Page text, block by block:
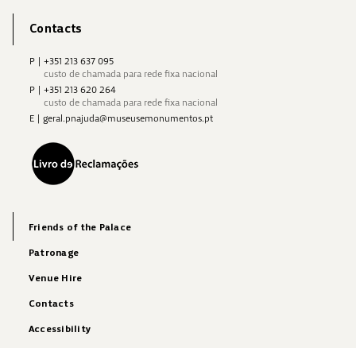
Contacts
P
+351 213 637 095
custo de chamada para rede fixa nacional
P
+351 213 620 264
custo de chamada para rede fixa nacional
E
geral.pnajuda@museusemonumentos.pt
Friends of the Palace
Patronage
Venue Hire
Contacts
Accessibility